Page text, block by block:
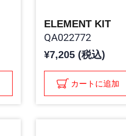
ELEMENT KIT
QA022772
¥7,205 (税込)
カートに追加